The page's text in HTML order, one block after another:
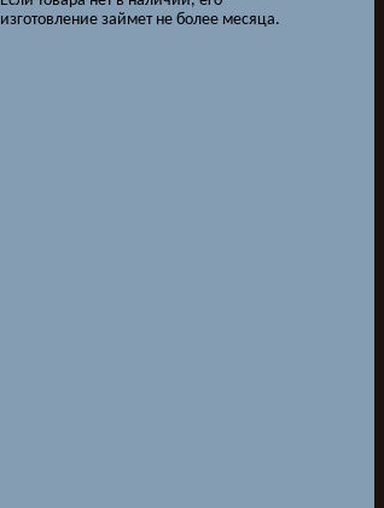
изготовление займет не более месяца.